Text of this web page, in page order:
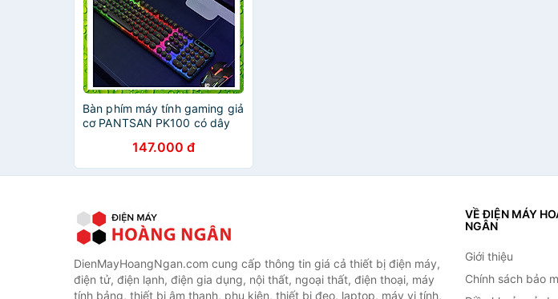
Bàn phím máy tính gaming giả
cơ PANTSAN PK100 có dây
NTH - Hàng Nhập Khẩu
147.000 đ
DienMayHoangNgan.com cung cấp thông tin giá cả thiết bị điện máy,
điện tử, điện lạnh, điện gia dụng, nội thất, ngoại thất, điện thoại, máy
tính bảng, thiết bị âm thanh, phụ kiện, thiết bị đeo, laptop, máy vi tính,
VỀ ĐIỆN MÁY
NGÂN
Giới thiệu
Chính sách bảo